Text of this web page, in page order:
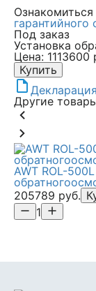
гарантийного
Под заказ
Установка
Цена: 1113600
Купить
Другие
AWT ROL-
205789 руб.
1